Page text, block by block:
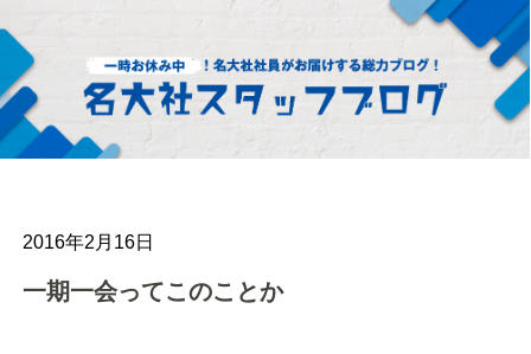
2016年2月16日
一期一会ってこのことか